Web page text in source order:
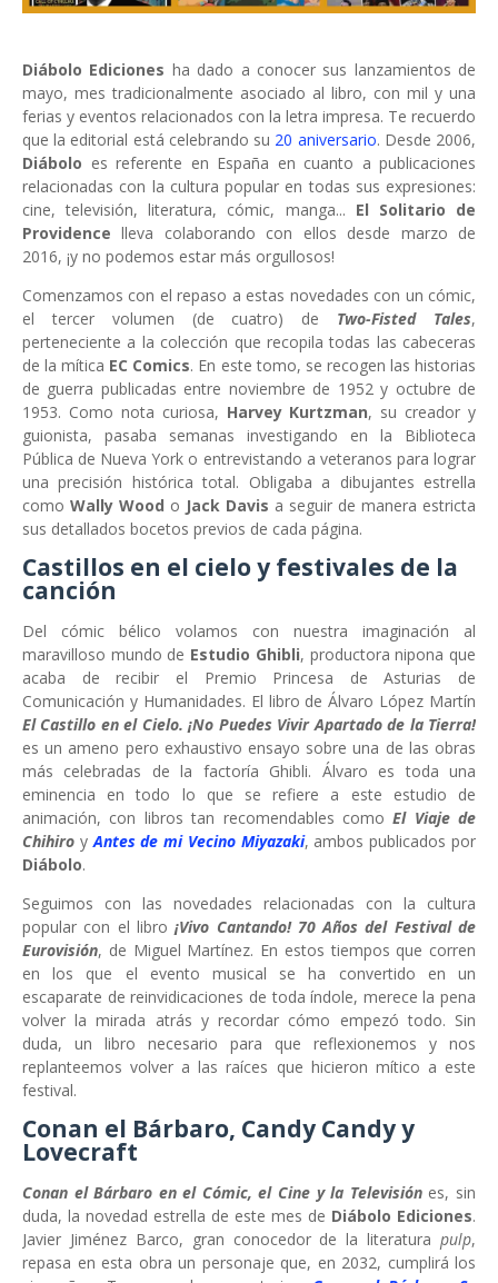
Diábolo Ediciones ha dado a conocer sus lanzamientos de
mayo, mes tradicionalmente asociado al libro, con mil y una
ferias y eventos relacionados con la letra impresa. Te recuerdo
que la editorial está celebrando su 20 aniversario. Desde 2006,
Diábolo es referente en España en cuanto a publicaciones
relacionadas con la cultura popular en todas sus expresiones:
cine, televisión, literatura, cómic, manga... El Solitario de
Providence lleva colaborando con ellos desde marzo de
2016, ¡y no podemos estar más orgullosos!
Comenzamos con el repaso a estas novedades con un cómic,
el tercer volumen (de cuatro) de Two-Fisted Tales,
perteneciente a la colección que recopila todas las cabeceras
de la mítica EC Comics. En este tomo, se recogen las historias
de guerra publicadas entre noviembre de 1952 y octubre de
1953. Como nota curiosa, Harvey Kurtzman, su creador y
guionista, pasaba semanas investigando en la Biblioteca
Pública de Nueva York o entrevistando a veteranos para lograr
una precisión histórica total. Obligaba a dibujantes estrella
como Wally Wood o Jack Davis a seguir de manera estricta
sus detallados bocetos previos de cada página.
Castillos en el cielo y festivales de la
canción
Del cómic bélico volamos con nuestra imaginación al
maravilloso mundo de Estudio Ghibli, productora nipona que
acaba de recibir el Premio Princesa de Asturias de
Comunicación y Humanidades. El libro de Álvaro López Martín
El Castillo en el Cielo. ¡No Puedes Vivir Apartado de la Tierra!
es un ameno pero exhaustivo ensayo sobre una de las obras
más celebradas de la factoría Ghibli. Álvaro es toda una
eminencia en todo lo que se refiere a este estudio de
animación, con libros tan recomendables comoEl Viaje de
Chihiro yAntes de mi Vecino Miyazaki, ambos publicados por
Diábolo.
Seguimos con las novedades relacionadas con la cultura
popular con el libro¡Vivo Cantando! 70 Años del Festival de
Eurovisión, de Miguel Martínez. En estos tiempos que corren
en los que el evento musical se ha convertido en un
escaparate de reinvidicaciones de toda índole, merece la pena
volver la mirada atrás y recordar cómo empezó todo. Sin
duda, un libro necesario para que reflexionemos y nos
replanteemos volver a las raíces que hicieron mítico a este
festival.
Conan el Bárbaro, Candy Candy y
Lovecraft
Conan el Bárbaro en el Cómic, el Cine y la Televisiónes, sin
duda, la novedad estrella de este mes de Diábolo Ediciones.
Javier Jiménez Barco, gran conocedor de la literatura pulp,
repasa en esta obra un personaje que, en 2032, cumplirá los